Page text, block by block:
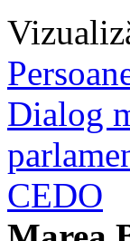
Dialog
CEDO